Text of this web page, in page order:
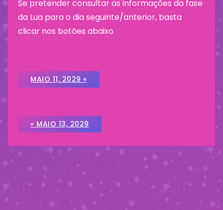
Se pretender consultar as informações da fase
da Lua para o dia seguinte/anterior, basta
clicar nos botões abaixo
MAIO 11, 2029 «
» MAIO 13, 2029